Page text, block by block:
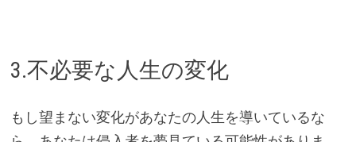
3.不必要な人生の変化
もし望まない変化があなたの人生を導いているな